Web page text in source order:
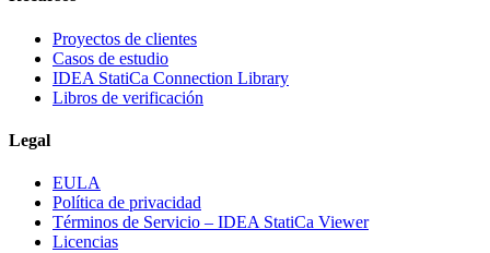
Proyectos de clientes
Casos de estudio
IDEA StatiCa Connection Library
Libros de verificación
Legal
EULA
Política de privacidad
Términos de Servicio – IDEA StatiCa Viewer
Licencias